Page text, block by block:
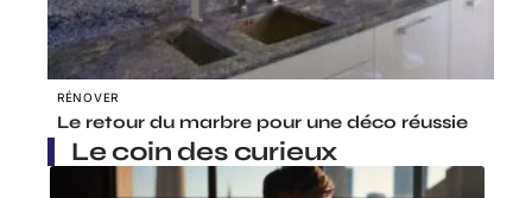
RÉNOVER
Le retour du marbre pour une déco réussie
Le coin des curieux